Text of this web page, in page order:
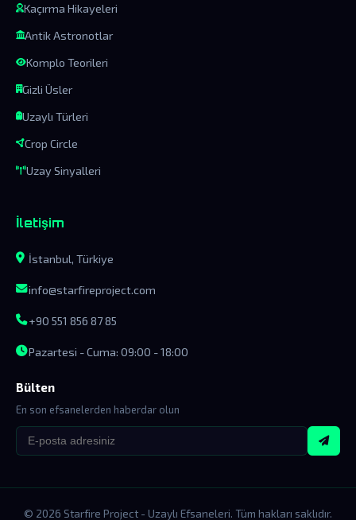
Kaçırma Hikayeleri
Antik Astronotlar
Komplo Teorileri
Gizli Üsler
Uzaylı Türleri
Crop Circle
Uzay Sinyalleri
İletişim
İstanbul, Türkiye
info@starfireproject.com
+90 551 856 87 85
Pazartesi - Cuma: 09:00 - 18:00
Bülten
En son efsanelerden haberdar olun
© 2026 Starfire Project - Uzaylı Efsaneleri. Tüm hakları saklıdır.